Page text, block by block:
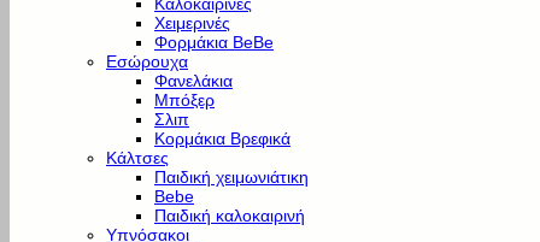
Χειμερινές
Φορμάκια BeBe
Εσώρουχα
Φανελάκια
Μπόξερ
Σλιπ
Κορμάκια Βρεφικά
Κάλτσες
Παιδική χειμωνιάτικη
Bebe
Παιδική καλοκαιρινή
Υπνόσακοι